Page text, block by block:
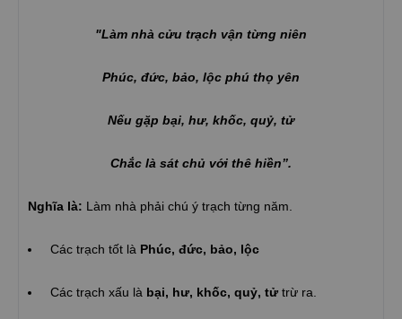
"Làm nhà cửu trạch vận từng niên
Phúc, đức, bảo, lộc phú thọ yên
Nếu gặp bại, hư, khốc, quỷ, tử
Chắc là sát chủ với thê hiền”.
Nghĩa là: Làm nhà phải chú ý trạch từng năm.
Các trạch tốt là Phúc, đức, bảo, lộc
Các trạch xấu là bại, hư, khốc, quỷ, tử trừ ra.